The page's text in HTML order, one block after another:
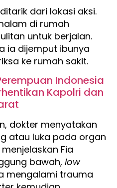
dari lokasi aksi.
di rumah
untuk berjalan.
ia dijemput ibunya
ke rumah sakit.
Indonesia
Kapolri dan
dokter menyatakan
atau luka pada organ
Fia
bawah, low
mengalami trauma